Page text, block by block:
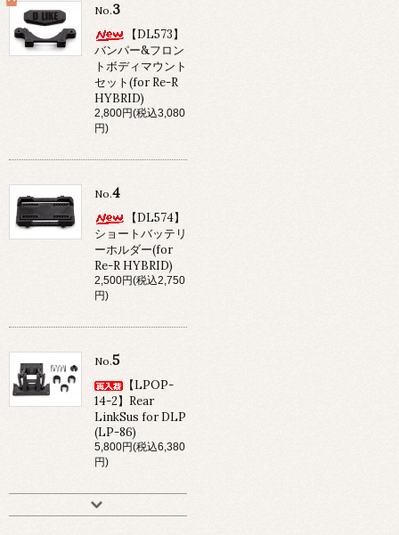
No.3
【DL573】
バンパー&フロン
トボディマウント
セット(for Re-R
HYBRID)
2,800円(税込3,080
円)
No.4
【DL574】
ショートバッテリ
ーホルダー(for
Re-R HYBRID)
2,500円(税込2,750
円)
No.5
【LPOP-
14-2】Rear
LinkSus for DLP
(LP-86)
5,800円(税込6,380
円)